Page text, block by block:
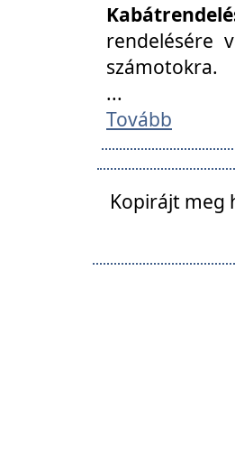
rendelésére
számotokra.
...
Tovább
Kopirájt meg